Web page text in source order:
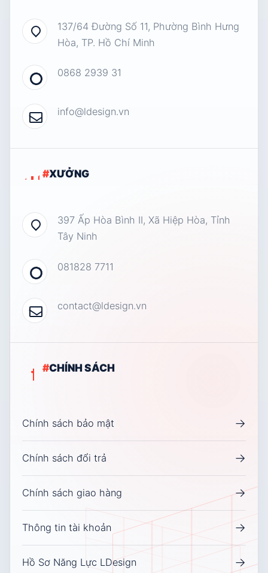
137/64 Đường Số 11, Phường Bình Hưng
Hòa, TP. Hồ Chí Minh
0868 2939 31
info@ldesign.vn
#XƯỞNG
397 Ấp Hòa Bình II, Xã Hiệp Hòa, Tỉnh
Tây Ninh
081828 7711
contact@ldesign.vn
#CHÍNH SÁCH
Chính sách bảo mật →
Chính sách đổi trả →
Chính sách giao hàng →
Thông tin tài khoản →
Hồ Sơ Năng Lực LDesign →